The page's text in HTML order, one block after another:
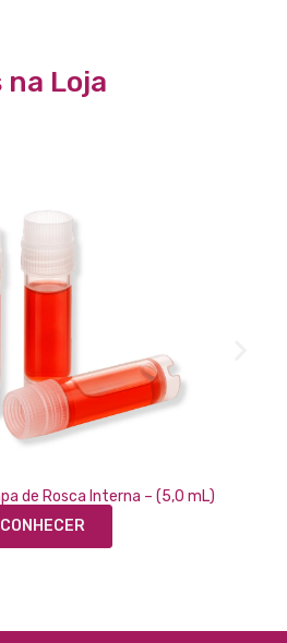
na Loja
de Rosca Interna – (5,0 mL)
CONHECER